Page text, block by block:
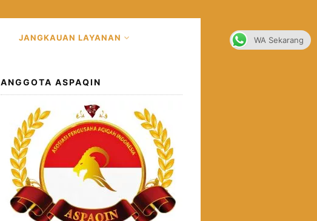
JANGKAUAN LAYANAN
ANGGOTA ASPAQIN
WA Sekarang